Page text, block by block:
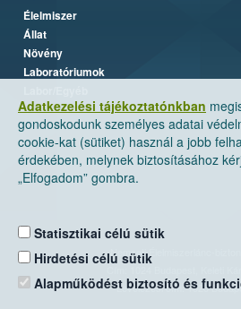
Adatkezelési tájékoztatónkban
gondoskodunk személyes adatai
cookie-kat (sütiket) használ a jobb
érdekében, melynek biztosításához
„Elfogadom” gombra.
Statisztikai célú sütik
Hirdetési célú sütik
Alapműködést biztosító és
Élelmiszer
Állat
Növény
Laboratóriumok
Nemzeti Élelmiszerlánc-
Levelezési cím: 1525